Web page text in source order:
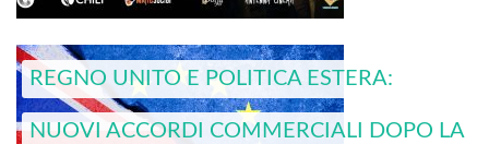
REGNO UNITO E POLITICA ESTERA:
NUOVI ACCORDI COMMERCIALI DOPO LA